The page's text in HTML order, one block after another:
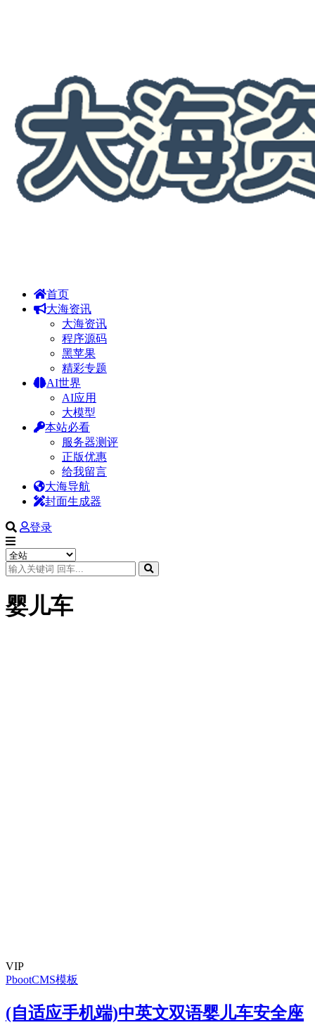
首页
大海资讯
大海资讯
程序源码
黑苹果
精彩专题
AI世界
AI应用
大模型
本站必看
服务器测评
正版优惠
给我留言
大海导航
封面生成器
登录
婴儿车
VIP
PbootCMS模板
(自适应手机端)中英文双语婴儿车安全座